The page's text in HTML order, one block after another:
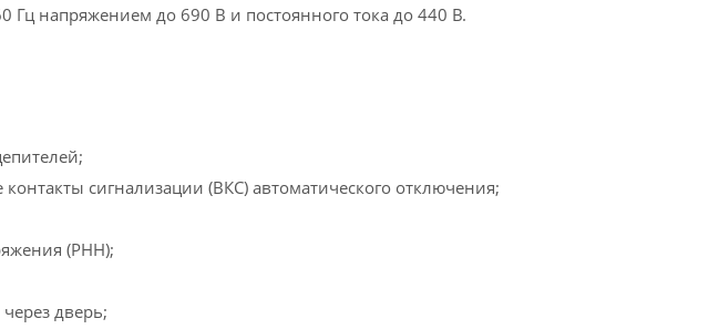
Гц напряжением до 690 В и постоянного тока до 440 В.
сигнализации (ВКС) автоматического отключения;
(PНН);
дверь;